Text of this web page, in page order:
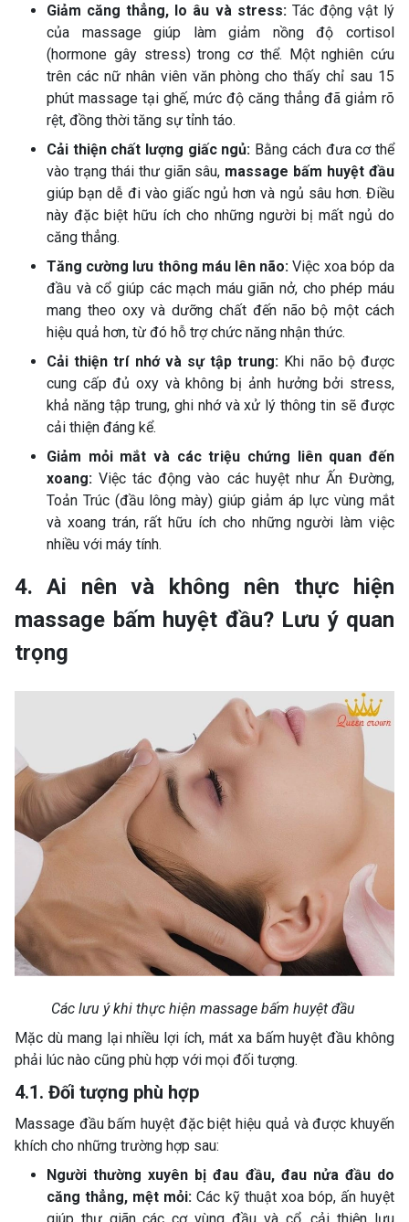
Giảm căng thẳng, lo âu và stress:Tác động vật lý
của massage giúp làm giảm nồng độ cortisol
(hormone gây stress) trong cơ thể. Một nghiên cứu
trên các nữ nhân viên văn phòng cho thấy chỉ sau 15
phút massage tại ghế, mức độ căng thẳng đã giảm rõ
rệt, đồng thời tăng sự tỉnh táo.
Cải thiện chất lượng giấc ngủ: Bằng cách đưa cơ thể
vào trạng thái thư giãn sâu, massage bấm huyệt đầu
giúp bạn dễ đi vào giấc ngủ hơn và ngủ sâu hơn. Điều
này đặc biệt hữu ích cho những người bị mất ngủ do
căng thẳng.
Tăng cường lưu thông máu lên não: Việc xoa bóp da
đầu và cổ giúp các mạch máu giãn nở, cho phép máu
mang theo oxy và dưỡng chất đến não bộ một cách
hiệu quả hơn, từ đó hỗ trợ chức năng nhận thức.
Cải thiện trí nhớ và sự tập trung: Khi não bộ được
cung cấp đủ oxy và không bị ảnh hưởng bởi stress,
khả năng tập trung, ghi nhớ và xử lý thông tin sẽ được
cải thiện đáng kể.
Giảm mỏi mắt và các triệu chứng liên quan đến
xoang: Việc tác động vào các huyệt như Ấn Đường,
Toản Trúc (đầu lông mày) giúp giảm áp lực vùng mắt
và xoang trán, rất hữu ích cho những người làm việc
nhiều với máy tính.
4. Ai nên và không nên thực hiện
massage bấm huyệt đầu? Lưu ý quan
trọng
Các lưu ý khi thực hiện massage bấm huyệt đầu
Mặc dù mang lại nhiều lợi ích, mát xa bấm huyệt đầu không
phải lúc nào cũng phù hợp với mọi đối tượng.
4.1. Đối tượng phù hợp
Massage đầu bấm huyệt đặc biệt hiệu quả và được khuyến
khích cho những trường hợp sau:
Người thường xuyên bị đau đầu, đau nửa đầu do
căng thẳng, mệt mỏi: Các kỹ thuật xoa bóp, ấn huyệt